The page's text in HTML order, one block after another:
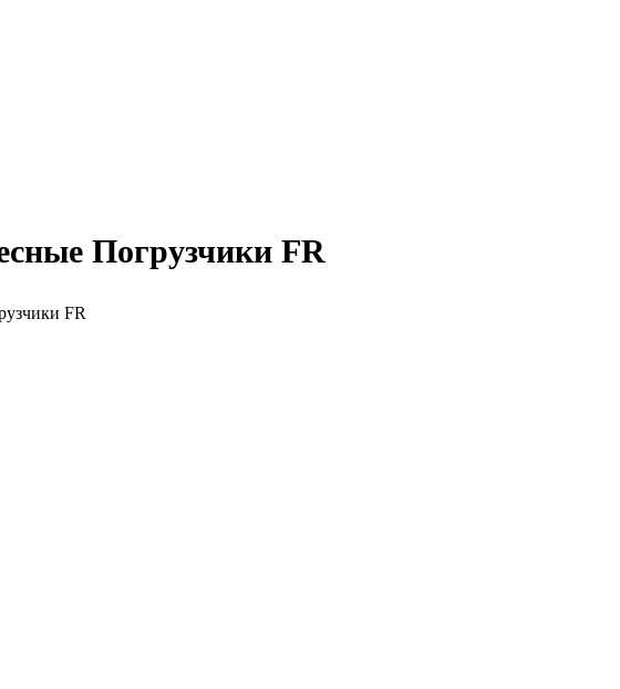
Погрузчики FR
FR